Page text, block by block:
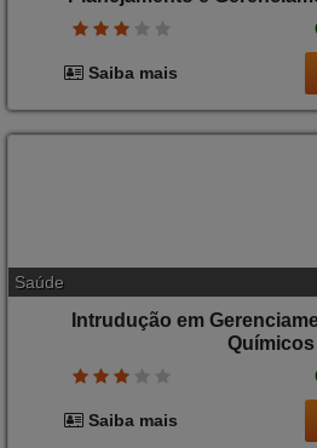
Meio Ambiente
Planejamento e
Saiba mais